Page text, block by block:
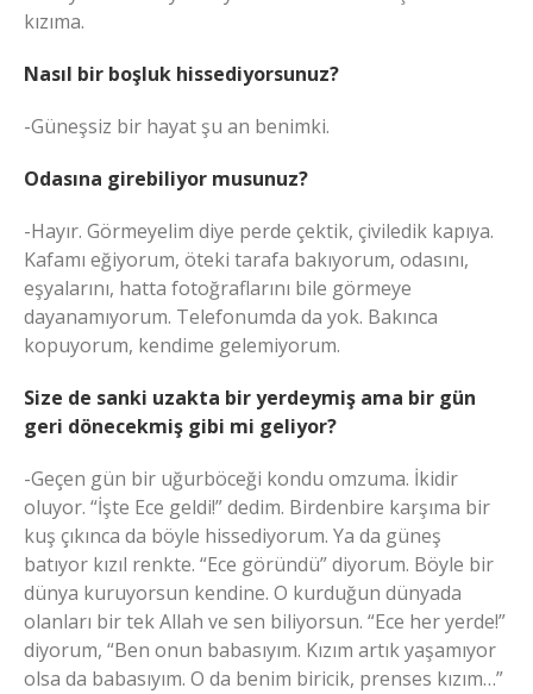
kızıma.
Nasıl bir boşluk hissediyorsunuz?
-Güneşsiz bir hayat şu an benimki.
Odasına girebiliyor musunuz?
-Hayır. Görmeyelim diye perde çektik, çiviledik kapıya.
Kafamı eğiyorum, öteki tarafa bakıyorum, odasını,
eşyalarını, hatta fotoğraflarını bile görmeye
dayanamıyorum. Telefonumda da yok. Bakınca
kopuyorum, kendime gelemiyorum.
Size de sanki uzakta bir yerdeymiş ama bir gün
geri dönecekmiş gibi mi geliyor?
-Geçen gün bir uğurböceği kondu omzuma. İkidir
oluyor. “İşte Ece geldi!” dedim. Birdenbire karşıma bir
kuş çıkınca da böyle hissediyorum. Ya da güneş
batıyor kızıl renkte. “Ece göründü” diyorum. Böyle bir
dünya kuruyorsun kendine. O kurduğun dünyada
olanları bir tek Allah ve sen biliyorsun. “Ece her yerde!”
diyorum, “Ben onun babasıyım. Kızım artık yaşamıyor
olsa da babasıyım. O da benim biricik, prenses kızım…”